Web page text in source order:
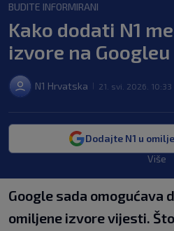
BUDITE INFORMIRANI
Kako dodati N1
izvore na Googleu
N1 Hrvatska 21. svi. 2026. 10:33
Dodajte N1 u
Više
Google sada omogućava
omiljene izvore vijesti.